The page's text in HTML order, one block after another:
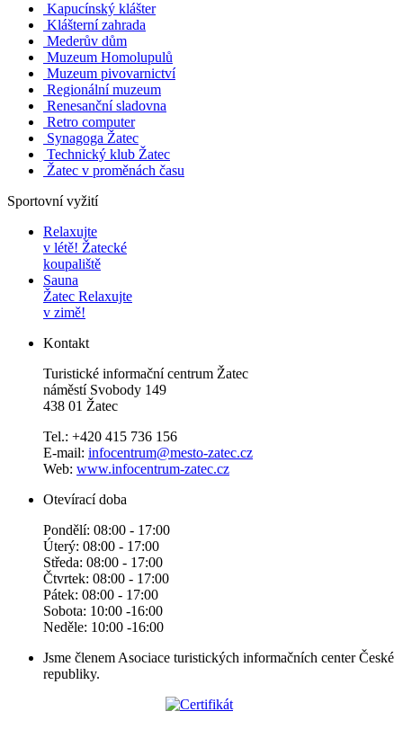
Kapucínský klášter
Klášterní zahrada
Mederův dům
Muzeum Homolupulů
Muzeum pivovarnictví
Regionální muzeum
Renesanční sladovna
Retro computer
Synagoga Žatec
Technický klub Žatec
Žatec v proměnách času
Sportovní vyžití
Relaxujte
v létě! Žatecké
koupaliště
Sauna
Žatec Relaxujte
v zimě!
Kontakt
Turistické informační centrum Žatec
náměstí Svobody 149
438 01 Žatec
Tel.: +420 415 736 156
E-mail: infocentrum@mesto-zatec.cz
Web: www.infocentrum-zatec.cz
Otevírací doba
Pondělí: 08:00 - 17:00
Úterý: 08:00 - 17:00
Středa: 08:00 - 17:00
Čtvrtek: 08:00 - 17:00
Pátek: 08:00 - 17:00
Sobota: 10:00 -16:00
Neděle: 10:00 -16:00
Jsme členem Asociace turistických informačních center České
republiky.